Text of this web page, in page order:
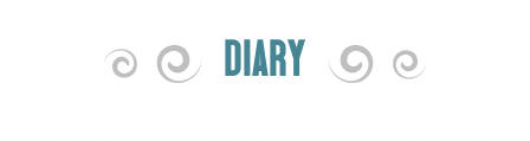
DIARY